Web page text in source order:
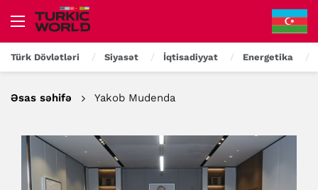
Türk Dövlətləri Siyasət İqtisadiyyat Energetika
Əsas səhifə Yakob Mudenda